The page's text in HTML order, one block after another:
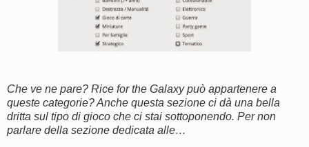
Che ve ne pare? Rice for the Galaxy può appartenere a
queste categorie? Anche questa sezione ci dà una bella
dritta sul tipo di gioco che ci stai sottoponendo. Per non
parlare della sezione dedicata alle…